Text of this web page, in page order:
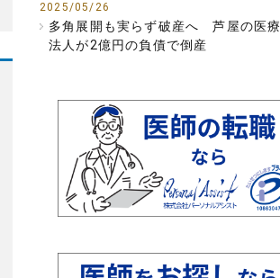
2025/05/26
多角展開も実らず破産へ 芦屋の医療
法人が2億円の負債で倒産